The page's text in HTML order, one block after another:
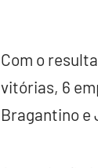
Com o
vitórias, 6
Bragantino e